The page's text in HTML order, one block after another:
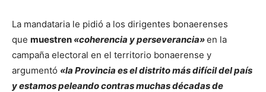
La mandataria le pidió a los dirigentes bonaerenses
que muestren «coherencia y perseverancia»en la
campaña electoral en el territorio bonaerense y
argumentó «la Provincia es el distrito más difícil del país
y estamos peleando contras muchas décadas de